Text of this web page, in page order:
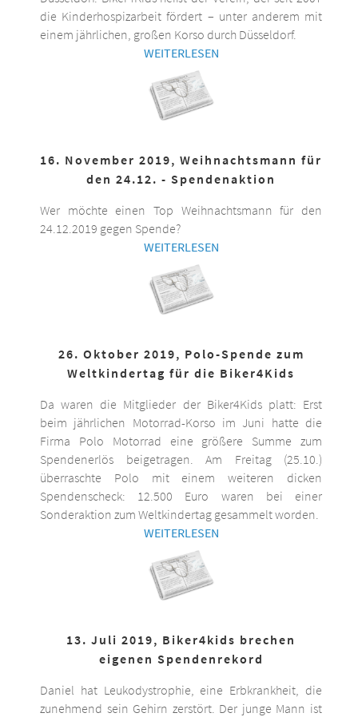
die Kinderhospizarbeit fördert – unter anderem mit
einem jährlichen, großen Korso durch Düsseldorf.
WEITERLESEN
16. November 2019, Weihnachtsmann für
den 24.12. - Spendenaktion
Wer möchte einen Top Weihnachtsmann für den
24.12.2019 gegen Spende?
WEITERLESEN
26. Oktober 2019, Polo-Spende zum
Weltkindertag für die Biker4Kids
Da waren die Mitglieder der Biker4Kids platt: Erst
beim jährlichen Motorrad-Korso im Juni hatte die
Firma Polo Motorrad eine größere Summe zum
Spendenerlös beigetragen. Am Freitag (25.10.)
überraschte Polo mit einem weiteren dicken
Spendenscheck: 12.500 Euro waren bei einer
Sonderaktion zum Weltkindertag gesammelt worden.
WEITERLESEN
13. Juli 2019, Biker4kids brechen
eigenen Spendenrekord
Daniel hat Leukodystrophie, eine Erbkrankheit, die
zunehmend sein Gehirn zerstört. Der junge Mann ist